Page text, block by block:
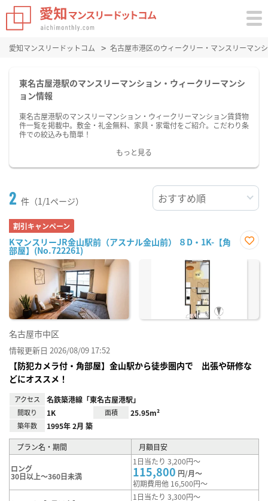
愛知マンスリードットコム 名古屋市港区のウィークリー・マンスリーマン
東名古屋港駅のマンスリーマンション・ウィークリーマンシ
ョン情報
東名古屋港駅のマンスリーマンション・ウィークリーマンション賃貸物
件一覧を掲載中。敷金・礼金無料、家具・家電付をご紹介。こだわり条
件での絞込みも簡単！
もっと見る
2 件（1/1ページ）
割引キャンペーン
KマンスリーJR金山駅前（アスナル金山前） ８D・1K-【角
部屋】(No.722261)
に入
名古屋市中区
情報更新日 2026/08/09 17:52
【防犯カメラ付・角部屋】金山駅から徒歩圏内で 出張や研修な
どにオススメ！
アクセス 名鉄築港線「東名古屋港駅」
間取り 1K 面積 25.95m²
築年数 1995年 2月 築
プラン名・期間 月額目安
ロング
30日以上～360日未満
1日当たり 3,200円～
115,800 円/月～
初期費用他 16,500円～
1日当たり 3,300円～